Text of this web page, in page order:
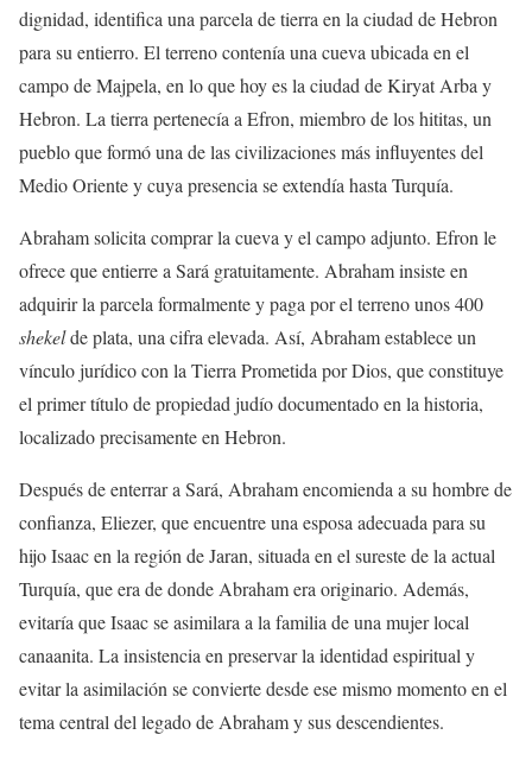
dignidad, identifica una parcela de tierra en la ciudad de Hebron
para su entierro. El terreno contenía una cueva ubicada en el
campo de Majpela, en lo que hoy es la ciudad de Kiryat Arba y
Hebron. La tierra pertenecía a Efron, miembro de los hititas, un
pueblo que formó una de las civilizaciones más influyentes del
Medio Oriente y cuya presencia se extendía hasta Turquía.
Abraham solicita comprar la cueva y el campo adjunto. Efron le
ofrece que entierre a Sará gratuitamente. Abraham insiste en
adquirir la parcela formalmente y paga por el terreno unos 400
shekelde plata, una cifra elevada. Así, Abraham establece un
vínculo jurídico con la Tierra Prometida por Dios, que constituye
el primer título de propiedad judío documentado en la historia,
localizado precisamente en Hebron.
Después de enterrar a Sará, Abraham encomienda a su hombre de
confianza, Eliezer, que encuentre una esposa adecuada para su
hijo Isaac en la región de Jaran, situada en el sureste de la actual
Turquía, que era de donde Abraham era originario. Además,
evitaría que Isaac se asimilara a la familia de una mujer local
canaanita. La insistencia en preservar la identidad espiritual y
evitar la asimilación se convierte desde ese mismo momento en el
tema central del legado de Abraham y sus descendientes.